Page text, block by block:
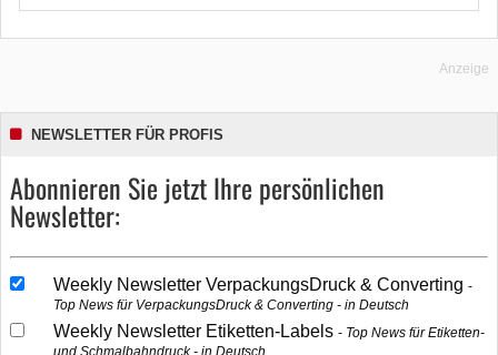
Anzeige
NEWSLETTER FÜR PROFIS
Abonnieren Sie jetzt Ihre persönlichen
Newsletter:
Weekly Newsletter VerpackungsDruck & Converting
Top News für VerpackungsDruck & Converting - in Deutsch
Weekly Newsletter Etiketten-Labels
Top News für Etiketten-
und Schmalbahndruck - in Deutsch